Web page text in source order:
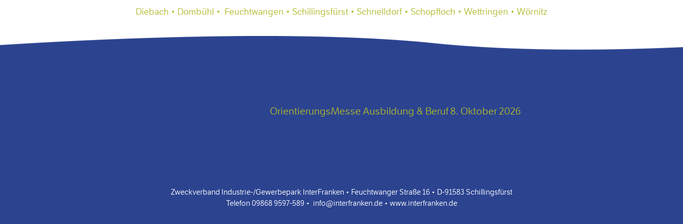
Diebach • Dombühl • Feuchtwangen • Schillingsfürst • Schnelldorf • Schopfloch • Wettringen • Wörnitz
Zweckverband Industrie-/Gewerbepark InterFranken • Feuchtwanger Straße 16 • D-91583 Schillingsfürst
Telefon 09868 9597-589 • info@interfranken.de• www.interfranken.de
OrientierungsMesse Ausbildung & Beruf 8. Oktober 2026